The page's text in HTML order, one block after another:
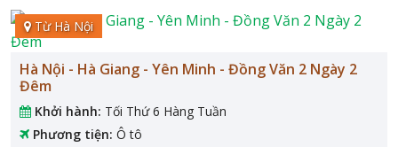
Từ Hà Nội
Hà Nội - Hà Giang - Yên Minh - Đồng Văn 2 Ngày 2
Đêm
Khởi hành: Tối Thứ 6 Hàng Tuần
Phương tiện: Ô tô